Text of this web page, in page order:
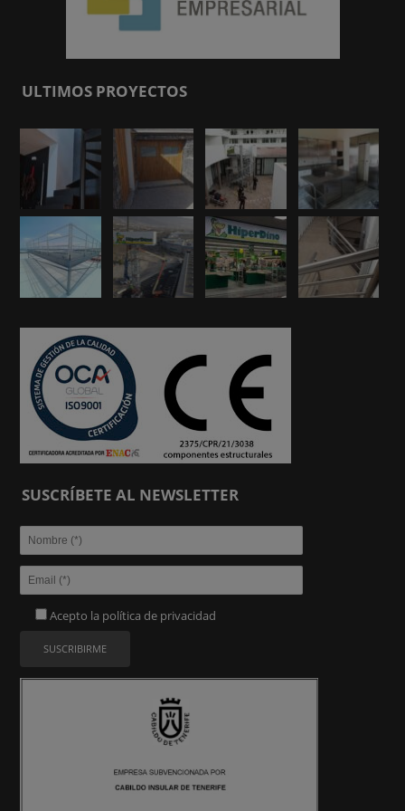
ULTIMOS PROYECTOS
SUSCRÍBETE AL NEWSLETTER
Acepto la política de privacidad